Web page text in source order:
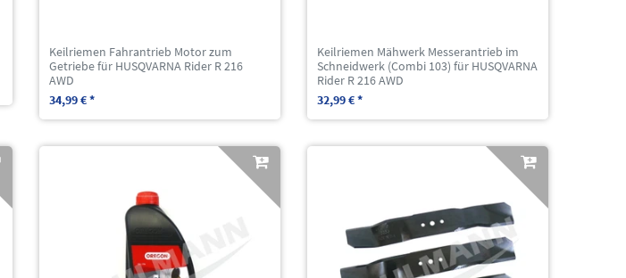
Keilriemen Fahrantrieb Motor zum
Getriebe für HUSQVARNA Rider R 216
AWD
34,99 € *
Keilriemen Mähwerk Messerantrieb im
Schneidwerk (Combi 103) für HUSQVARNA
Rider R 216 AWD
32,99 € *